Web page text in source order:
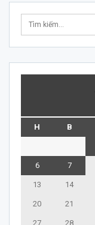
H B
6 7
13 14
20 21
27 28